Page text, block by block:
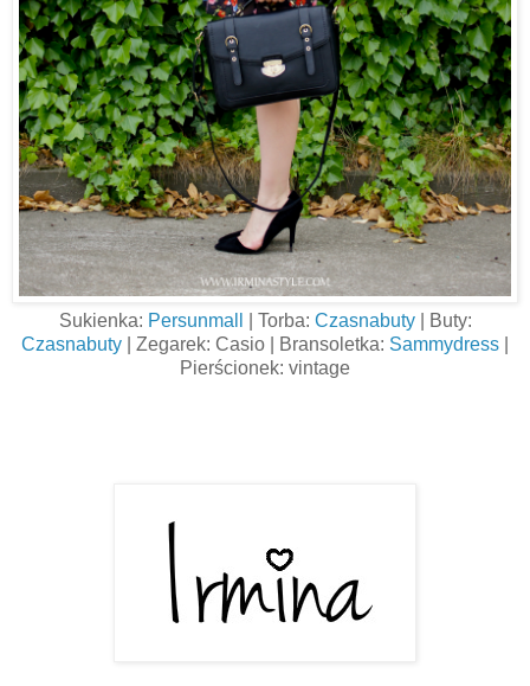
Sukienka: Persunmall | Torba: Czasnabuty
| Buty:
Czasnabuty | Zegarek: Casio | Bransoletka: Sammydress
Pierścionek: vintage